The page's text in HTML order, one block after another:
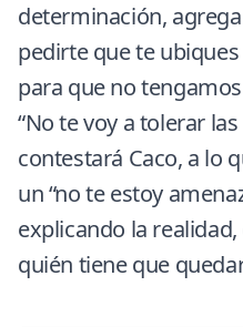
determinación,
pedirte que te
para que no
“No te voy a tolerar
contestará Caco, a lo
un “no te estoy
explicando la
quién tiene que